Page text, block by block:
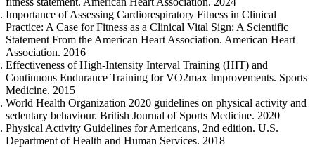
Importance of Assessing Cardiorespiratory Fitness in Clinical
Practice: A Case for Fitness as a Clinical Vital Sign: A Scientific
Statement From the American Heart Association. American Heart
Association. 2016
Effectiveness of High-Intensity Interval Training (HIT) and
Continuous Endurance Training for VO2max Improvements. Sports
Medicine. 2015
World Health Organization 2020 guidelines on physical activity and
sedentary behaviour. British Journal of Sports Medicine. 2020
Physical Activity Guidelines for Americans, 2nd edition. U.S.
Department of Health and Human Services. 2018